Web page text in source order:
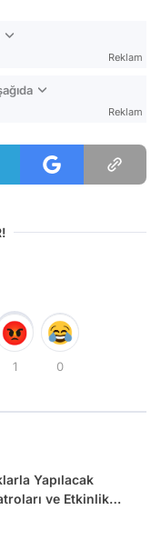
Reklam
Reklam
1 0
Yapılacak
ve Etkinlik